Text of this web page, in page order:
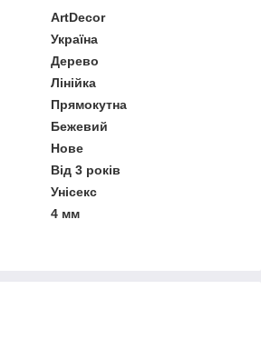
ArtDecor
Україна
Дерево
Лінійка
Прямокутна
Бежевий
Нове
Від 3 років
Унісекс
4 мм